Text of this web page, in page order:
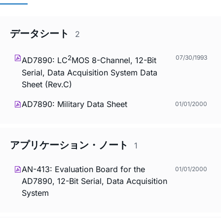
データシート 2
AD7890: LC2MOS 8-Channel, 12-Bit
Serial, Data Acquisition System Data
Sheet (Rev.C)
07/30/1993
AD7890: Military Data Sheet 01/01/2000
アプリケーション・ノート 1
AN-413: Evaluation Board for the
AD7890, 12-Bit Serial, Data Acquisition
System
01/01/2000